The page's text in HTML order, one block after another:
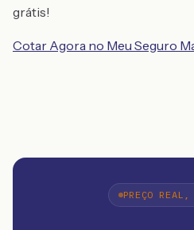
grátis!
Cotar Agora no Meu Seguro
PREÇO REAL,